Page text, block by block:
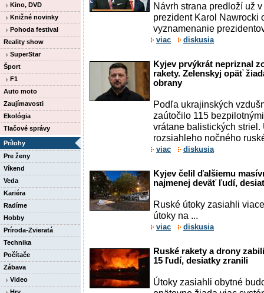
Kino, DVD
Knižné novinky
Pohoda festival
Reality show
SuperStar
Šport
F1
Auto moto
Zaujímavosti
Ekológia
Tlačové správy
Prílohy
Pre ženy
Víkend
Veda
Kariéra
Radíme
Hobby
Príroda-Zvieratá
Technika
Počítače
Zábava
Video
Návrh strana predloží už
prezident Karol Nawrocki
vyznamenanie
viac diskusia
Kyjev prvýkrát nepriznal
rakety. Zelenskyj opäť
obrany
Podľa ukrajinských
zaútočilo 115
vrátane balistických striel.
rozsiahleho nočného
viac diskusia
Kyjev čelil ďalšiemu
najmenej deväť ľudí,
Ruské útoky zasiahli
útoky na ...
viac diskusia
Ruské rakety a drony
15 ľudí, desiatky zranili
Útoky zasiahli obytné